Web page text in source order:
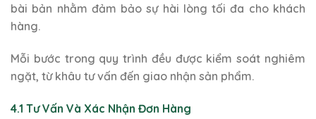
bài bản nhằm đảm bảo sự hài lòng tối đa cho khách
hàng.
Mỗi bước trong quy trình đều được kiểm soát nghiêm
ngặt, từ khâu tư vấn đến giao nhận sản phẩm.
4.1 Tư Vấn Và Xác Nhận Đơn Hàng